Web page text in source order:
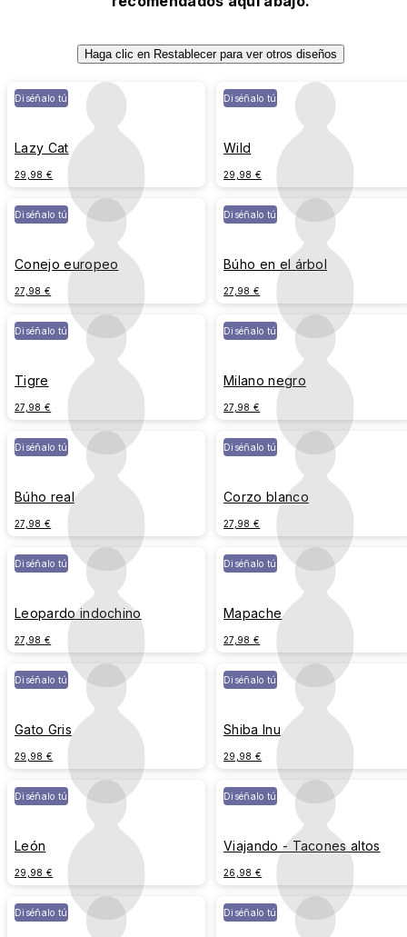
Haga clic en Restablecer para ver otros diseños
Diséñalo tú
Lazy Cat
29,98 €
Diséñalo tú
Wild
29,98 €
Diséñalo tú
Conejo europeo
27,98 €
Diséñalo tú
Búho en el árbol
27,98 €
Diséñalo tú
Tigre
27,98 €
Diséñalo tú
Milano negro
27,98 €
Diséñalo tú
Búho real
27,98 €
Diséñalo tú
Corzo blanco
27,98 €
Diséñalo tú
Leopardo indochino
27,98 €
Diséñalo tú
Mapache
27,98 €
Diséñalo tú
Gato Gris
29,98 €
Diséñalo tú
Shiba Inu
29,98 €
Diséñalo tú
León
29,98 €
Diséñalo tú
Viajando - Tacones altos
26,98 €
Diséñalo tú Diséñalo tú